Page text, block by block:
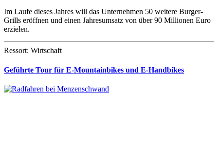
Im Laufe dieses Jahres will das Unternehmen 50 weitere Burger-
Grills eröffnen und einen Jahresumsatz von über 90 Millionen Euro
erzielen.
Ressort: Wirtschaft
Geführte Tour für E-Mountainbikes und E-Handbikes